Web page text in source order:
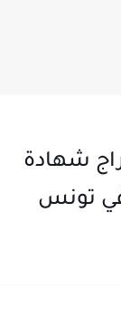
شهادة
في تونس